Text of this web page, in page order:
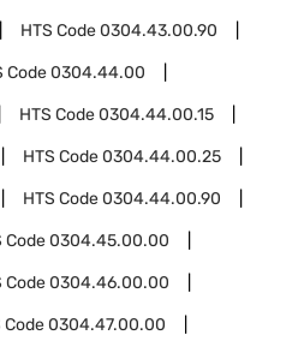
HTS Code0304.43.00.90
Code0304.44.00
HTS Code0304.44.00.15
HTS Code0304.44.00.25
HTS Code0304.44.00.90
Code0304.45.00.00
Code0304.46.00.00
Code0304.47.00.00